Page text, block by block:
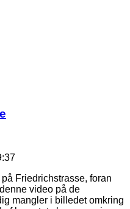
Friedrichstrasse, foran
video på de
mangler i billedet omkring